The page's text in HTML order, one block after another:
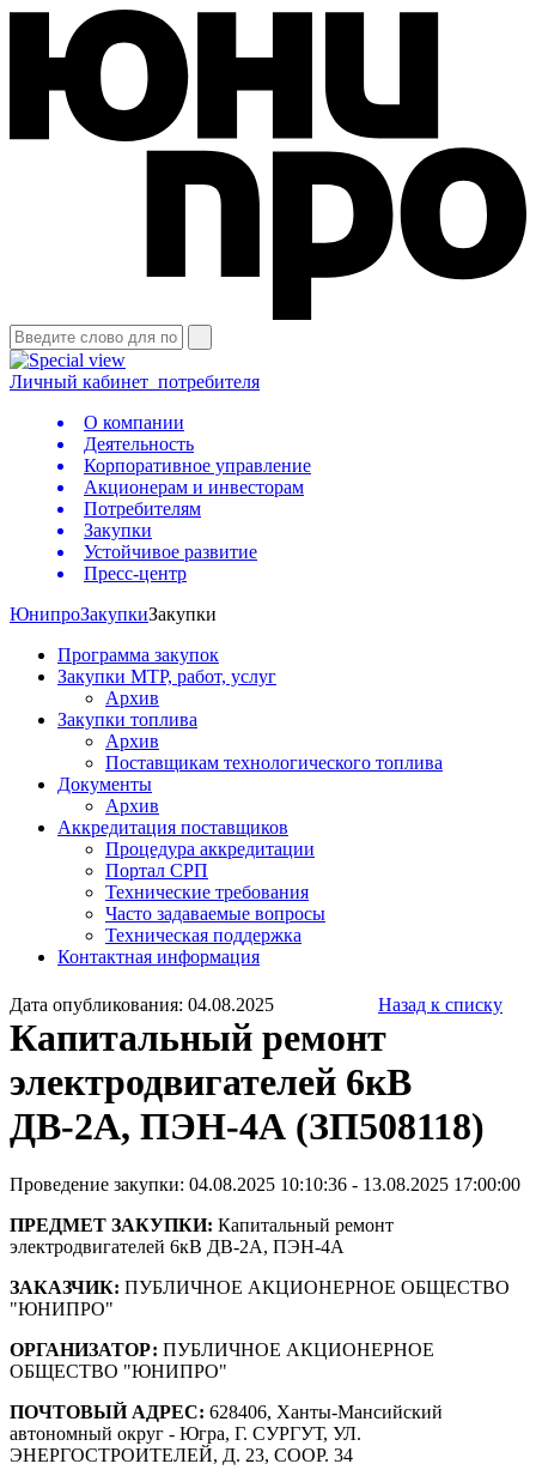
Личный кабинет потребителя
О компании
Деятельность
Корпоративное управление
Акционерам и инвесторам
Потребителям
Закупки
Устойчивое развитие
Пресс-центр
ЮнипроЗакупкиЗакупки
Программа закупок
Закупки МТР, работ, услуг
Архив
Закупки топлива
Архив
Поставщикам технологического топлива
Документы
Архив
Аккредитация поставщиков
Процедура аккредитации
Портал СРП
Технические требования
Часто задаваемые вопросы
Техническая поддержка
Контактная информация
Дата опубликования: 04.08.2025 Назад к списку
Капитальный ремонт
электродвигателей 6кВ
ДВ-2А, ПЭН-4А (ЗП508118)
Проведение закупки: 04.08.2025 10:10:36 - 13.08.2025 17:00:00
ПРЕДМЕТ ЗАКУПКИ: Капитальный ремонт
электродвигателей 6кВ ДВ-2А, ПЭН-4А
ЗАКАЗЧИК: ПУБЛИЧНОЕ АКЦИОНЕРНОЕ ОБЩЕСТВО
"ЮНИПРО"
ОРГАНИЗАТОР: ПУБЛИЧНОЕ АКЦИОНЕРНОЕ
ОБЩЕСТВО "ЮНИПРО"
ПОЧТОВЫЙ АДРЕС: 628406, Ханты-Мансийский
автономный округ - Югра, Г. СУРГУТ, УЛ.
ЭНЕРГОСТРОИТЕЛЕЙ, Д. 23, СООР. 34